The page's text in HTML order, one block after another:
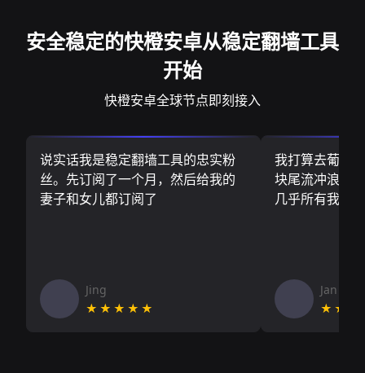
安全稳定的快橙安卓从稳定翻墙工具
开始
快橙安卓全球节点即刻接入
说实话我是稳定翻墙工具的忠实粉
丝。先订阅了一个月，然后给我的
妻子和女儿都订阅了
Jing
★★★★★
我打算去葡萄
块尾流冲浪板
几乎所有我需
Jan V